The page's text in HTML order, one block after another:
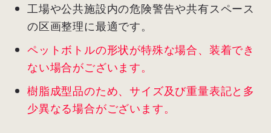
工場や公共施設内の危険警告や共有スペース
の区画整理に最適です。
ペットボトルの形状が特殊な場合、装着でき
ない場合がございます。
樹脂成型品のため、サイズ及び重量表記と多
少異なる場合がございます。